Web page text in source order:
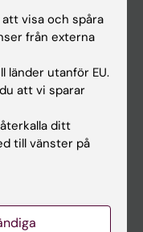
visa och spåra
från externa
länder utanför EU.
att vi sparar
ditt
till vänster på